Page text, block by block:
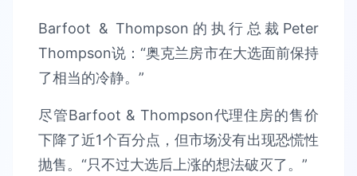
Barfoot & Thompson的执行总裁Peter
Thompson说：“奥克兰房市在大选面前保持
了相当的冷静。”
尽管Barfoot & Thompson代理住房的售价
下降了近1个百分点，但市场没有出现恐慌性
抛售。“只不过大选后上涨的想法破灭了。”